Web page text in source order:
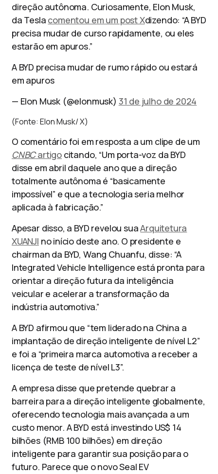
direção autônoma. Curiosamente, Elon Musk,
da Tesla comentou em um post Xdizendo: “A BYD
precisa mudar de curso rapidamente, ou eles
estarão em apuros.”
A BYD precisa mudar de rumo rápido ou estará
em apuros
— Elon Musk (@elonmusk) 31 de julho de 2024
(Fonte: Elon Musk/ X)
O comentário foi em resposta a um clipe de um
CNBCartigo citando, “Um porta-voz da BYD
disse em abril daquele ano que a direção
totalmente autônoma é “basicamente
impossível” e que a tecnologia seria melhor
aplicada à fabricação.”
Apesar disso, a BYD revelou suaArquitetura
XUANJI no início deste ano. O presidente e
chairman da BYD, Wang Chuanfu, disse: “A
Integrated Vehicle Intelligence está pronta para
orientar a direção futura da inteligência
veicular e acelerar a transformação da
indústria automotiva.”
A BYD afirmou que “tem liderado na China a
implantação de direção inteligente de nível L2”
e foi a “primeira marca automotiva a receber a
licença de teste de nível L3”.
A empresa disse que pretende quebrar a
barreira para a direção inteligente globalmente,
oferecendo tecnologia mais avançada a um
custo menor. A BYD está investindo US$ 14
bilhões (RMB 100 bilhões) em direção
inteligente para garantir sua posição para o
futuro. Parece que o novo Seal EV